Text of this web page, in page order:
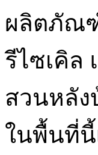
ผลิตภัณ
รีไซเคิล
สวนหลัง
ในพื้นที่นี้